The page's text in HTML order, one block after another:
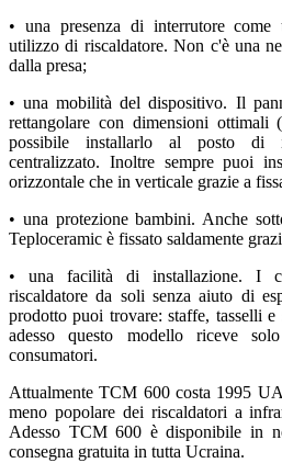
• una presenza di interrutore
utilizzo di riscaldatore. Non c'è una
dalla presa;
• una mobilità del dispositivo. Il
rettangolare con dimensioni ottimali
possibile installarlo al posto di
centralizzato. Inoltre sempre puoi
orizzontale che in verticale grazie a
• una protezione bambini. Anche
Teploceramic è fissato saldamente
• una facilità di installazione. I
riscaldatore da soli senza aiuto di
prodotto puoi trovare: staffe, tasselli
adesso questo modello riceve
consumatori.
Attualmente TCM 600 costa 1995
meno popolare dei riscaldatori a
Adesso TCM 600 è disponibile in
consegna gratuita in tutta Ucraina.